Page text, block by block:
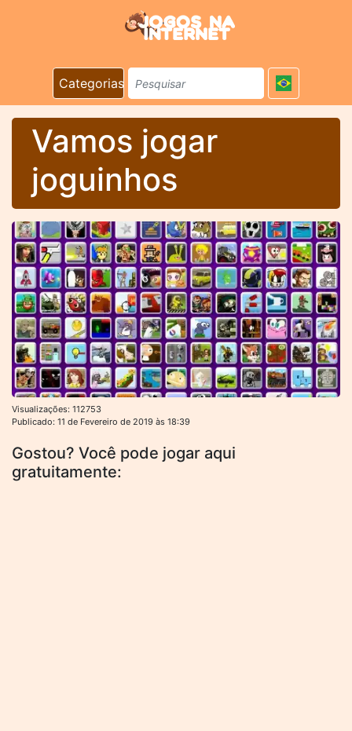
Categorias
Vamos jogar
joguinhos
Visualizações: 112753
Publicado: 11 de Fevereiro de 2019 às 18:39
Gostou? Você pode jogar aqui
gratuitamente: